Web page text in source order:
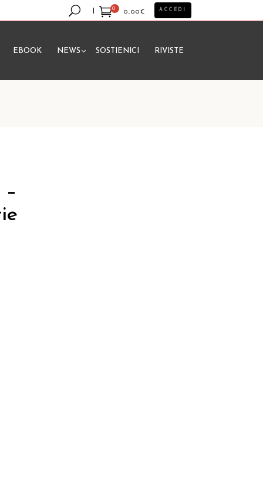
0
0,00€
prodotto nel carrello.
ACCEDI
EBOOK NEWS SOSTIENICI RIVISTE